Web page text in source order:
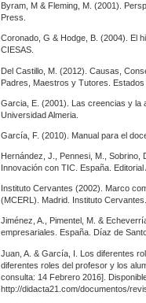
Byram, M & Fleming, M. (2001).
Press.
Coronado, G & Hodge, B. (2004). El
CIESAS.
Del Castillo, M. (2012). Causas,
Padres, Maestros y Tutores. Estados
Garcia, E. (2001). Las creencias y la
Universidad Almeria.
García, F. (2010). Manual para el
Hernández, J., Pennesi, M., Sobrino,
Innovación con TIC. España. Editorial
Instituto Cervantes (2002). Marco
(MCERL). Madrid. Instituto Cervantes.
Jiménez, A., Pimentel, M. &
empresariales. España. Díaz de
Juan, A. & García, I. Los diferentes
diferentes roles del profesor y los
consulta: 14 Febrero 2016].
http://didacta21.com/documentos/